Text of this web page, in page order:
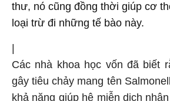
thư, nó cũng đồng thời giúp cơ
loại trừ đi những tế bào này.
Các nhà khoa học vốn đã biết
gây tiêu chảy mang tên
khả năng giúp hệ miễn dịch